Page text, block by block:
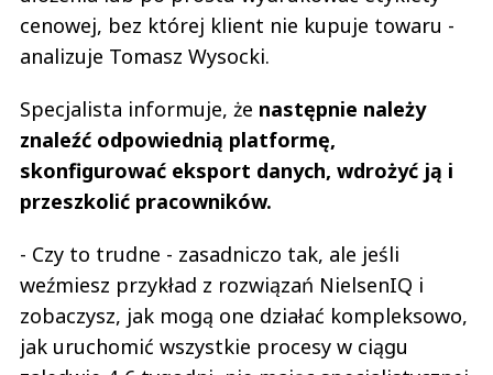
cenowej, bez której klient nie kupuje towaru -
analizuje Tomasz Wysocki.
Specjalista informuje, że następnie należy
znaleźć odpowiednią platformę,
skonfigurować eksport danych, wdrożyć ją i
przeszkolić pracowników.
- Czy to trudne - zasadniczo tak, ale jeśli
weźmiesz przykład z rozwiązań NielsenIQ i
zobaczysz, jak mogą one działać kompleksowo,
jak uruchomić wszystkie procesy w ciągu